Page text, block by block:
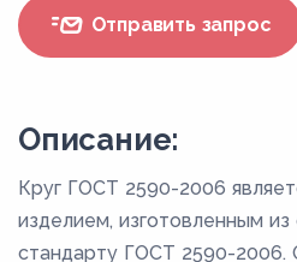
Отправить запрос
Описание:
Круг ГОСТ 2590-2006
изделием, изготовленным
стандарту ГОСТ 2590-2006.